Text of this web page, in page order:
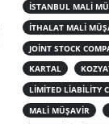
ISTANBUL MALI
ITHALAT MALI
JOINT STOCK
KARTAL
LIMITED LIABILITY
MALI MÜŞAVIR